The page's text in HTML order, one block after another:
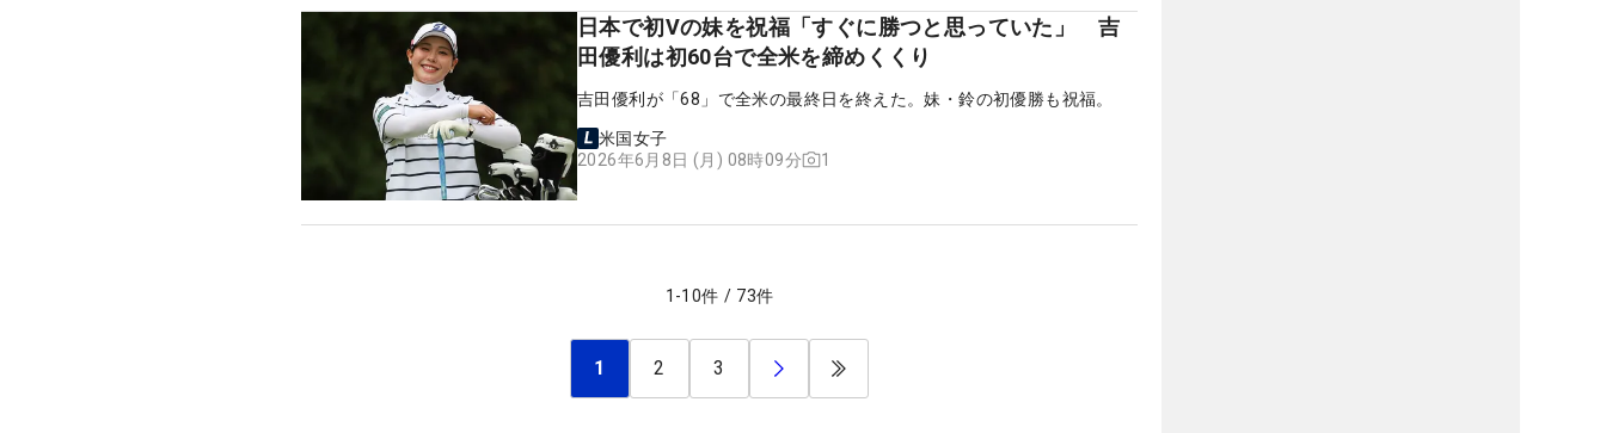
日本で初Vの妹を祝福「すぐに勝つと思っていた」 吉
田優利は初60台で全米を締めくくり
吉田優利が「68」で全米の最終日を終えた。妹・鈴の初優勝も祝福。
米国女子
2026年6月8日 (月) 08時09分
1
1 -10件 / 73件
1 2 3